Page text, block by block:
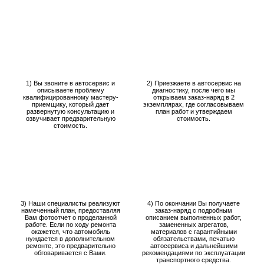
1) Вы звоните в автосервис и
описываете проблему
квалифицированному мастеру-
приемщику, который дает
развернутую консультацию и
озвучивает предварительную
стоимость.
2) Приезжаете в автосервис на
диагностику, после чего мы
открываем заказ-наряд в 2
экземплярах, где согласовываем
план работ и утверждаем
стоимость.
3) Наши специалисты реализуют
намеченный план, предоставляя
Вам фотоотчет о проделанной
работе. Если по ходу ремонта
окажется, что автомобиль
нуждается в дополнительном
ремонте, это предварительно
обговаривается с Вами.
4) По окончании Вы получаете
заказ-наряд с подробным
описанием выполненных работ,
замененных агрегатов,
материалов с гарантийными
обязательствами, печатью
автосервиса и дальнейшими
рекомендациями по эксплуатации
транспортного средства.